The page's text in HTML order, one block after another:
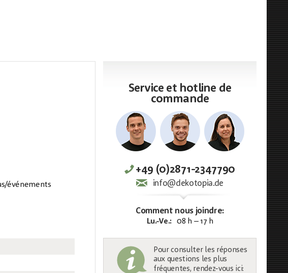
événements
Service et hotline de
commande
+49 (0)2871-2347790
info@dekotopia.de
Comment nous joindre:
Lu.-Ve.: 08 h – 17 h
Pour consulter les réponses
aux questions les plus
fréquentes, rendez-vous ici: